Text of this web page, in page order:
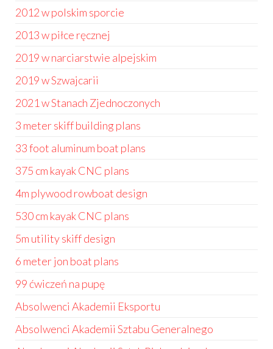
2012 w polskim sporcie
2013 w piłce ręcznej
2019 w narciarstwie alpejskim
2019 w Szwajcarii
2021 w Stanach Zjednoczonych
3 meter skiff building plans
33 foot aluminum boat plans
375 cm kayak CNC plans
4m plywood rowboat design
530 cm kayak CNC plans
5m utility skiff design
6 meter jon boat plans
99 ćwiczeń na pupę
Absolwenci Akademii Eksportu
Absolwenci Akademii Sztabu Generalnego